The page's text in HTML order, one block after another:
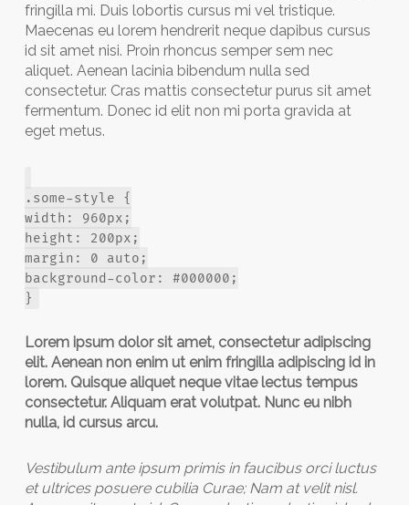
fringilla mi. Duis lobortis cursus mi vel tristique.
Maecenas eu lorem hendrerit neque dapibus cursus
id sit amet nisi. Proin rhoncus semper sem nec
aliquet. Aenean lacinia bibendum nulla sed
consectetur. Cras mattis consectetur purus sit amet
fermentum. Donec id elit non mi porta gravida at
eget metus.
.some-style {
width: 960px;
height: 200px;
margin: 0 auto;
background-color: #000000;
}
Lorem ipsum dolor sit amet, consectetur adipiscing
elit. Aenean non enim ut enim fringilla adipiscing id in
lorem. Quisque aliquet neque vitae lectus tempus
consectetur. Aliquam erat volutpat. Nunc eu nibh
nulla, id cursus arcu.
Vestibulum ante ipsum primis in faucibus orci luctus
et ultrices posuere cubilia Curae; Nam at velit nisl.